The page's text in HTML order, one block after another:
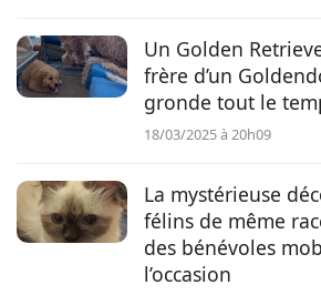
Un Golden
frère d’un
gronde tout le
18/03/2025 à 20h09
La mystérieuse
félins de même
des bénévoles
l’occasion